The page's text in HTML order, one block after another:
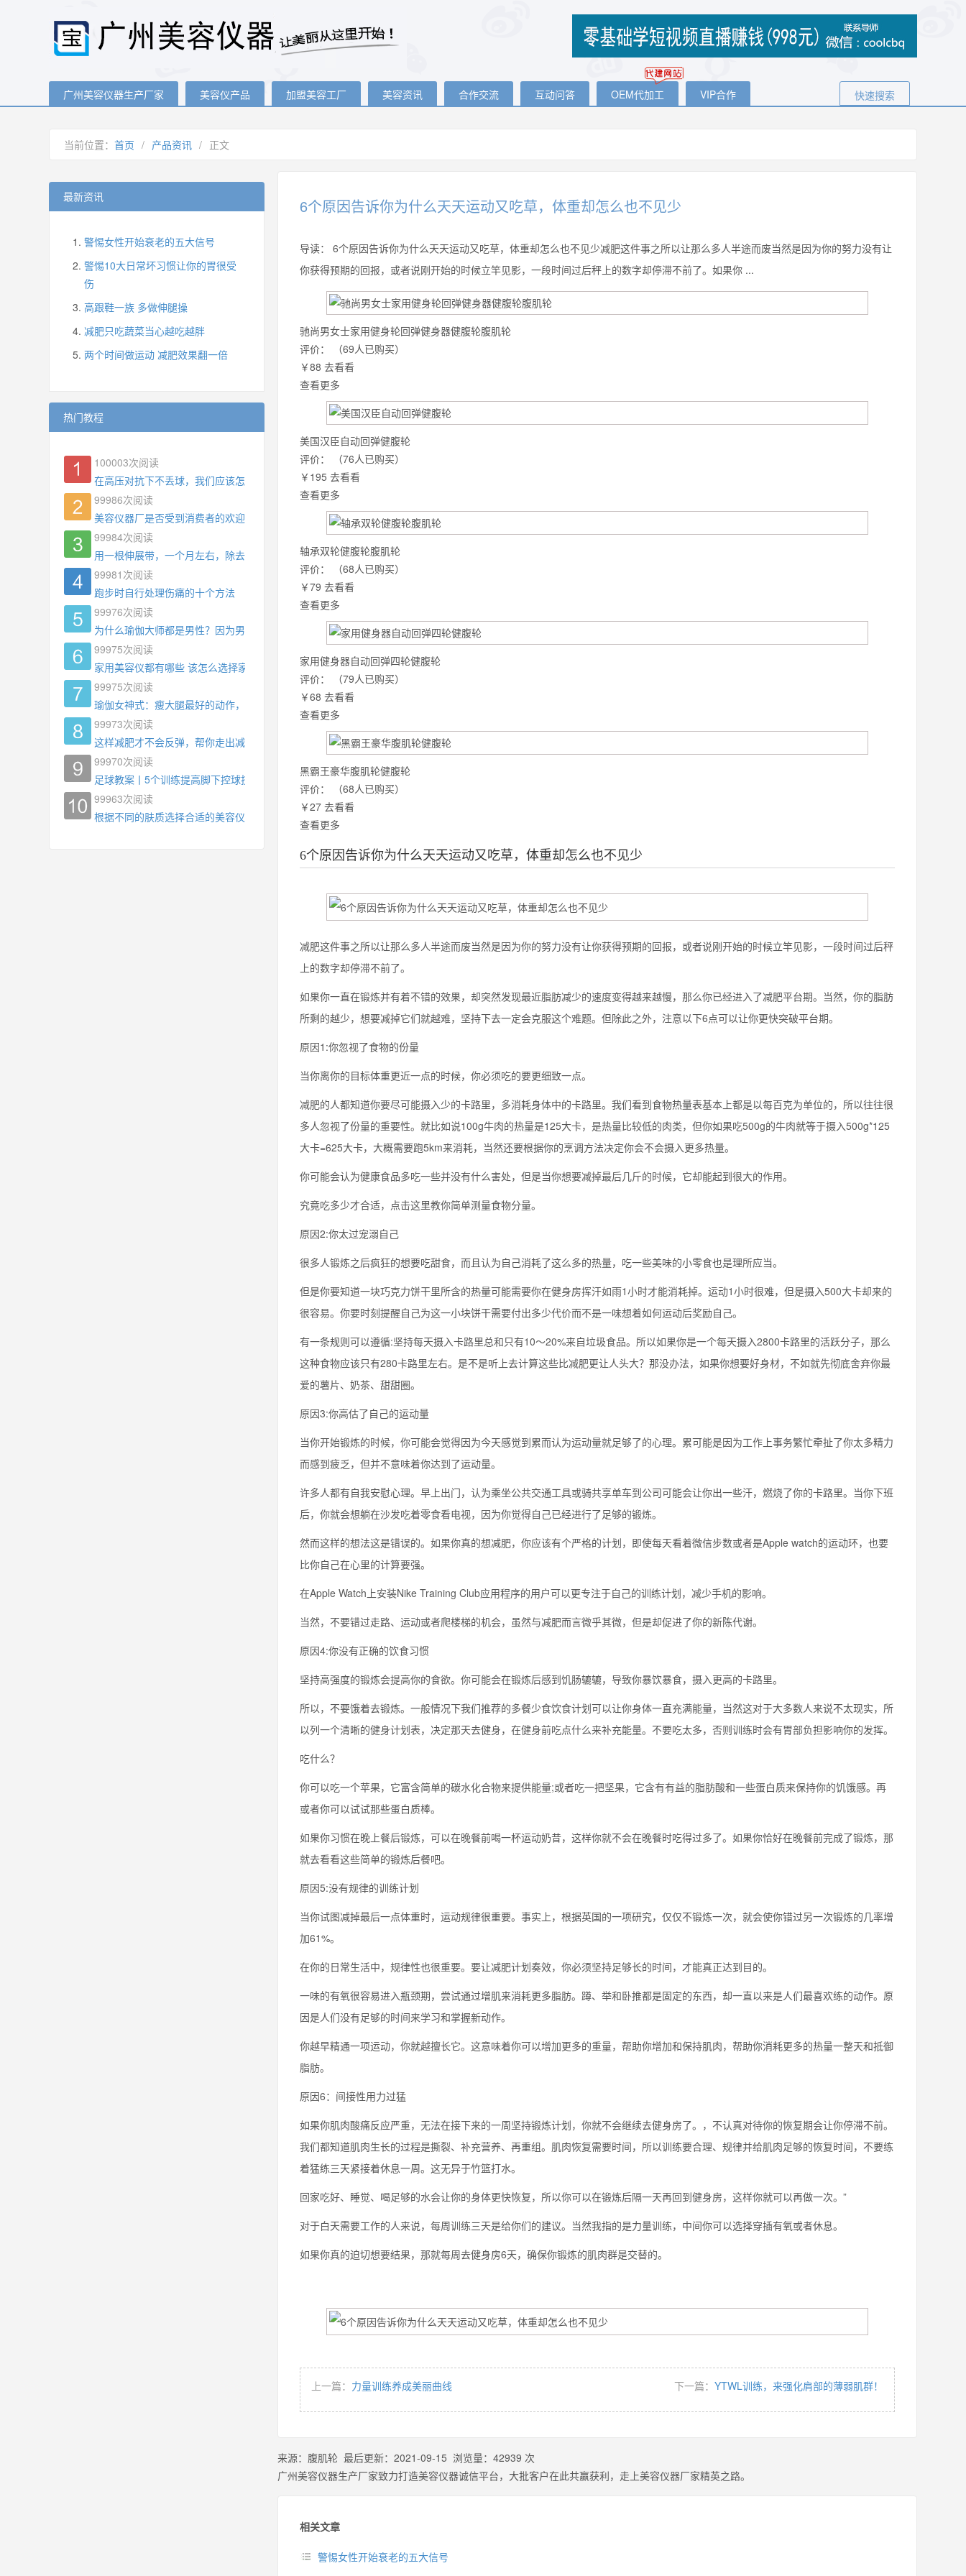
广州美容仪器生产厂家 美容仪产品 加盟美容工厂 美容资讯 合作交流 互动问答 OEM代加工 VIP合作 快速搜索
当前位置： 首页 / 产品资讯 / 正文
6个原因告诉你为什么天天运动又吃草，体重却怎么也不见少
导读：
6个原因告诉你为什么天天运动又吃草，体重却怎么也不见少减肥这件事之所以让那么多人半途而废当然是因为你的努力没有让
你获得预期的回报，或者说刚开始的时候立竿见影，一段时间过后秤上的数字却停滞不前了。如果你 ...
驰尚男女士家用健身轮回弹健身器健腹轮腹肌轮
评价：
（69人已购买）
￥88 去看看
查看更多
美国汉臣自动回弹健腹轮
评价：
（76人已购买）
￥195 去看看
查看更多
轴承双轮健腹轮腹肌轮
评价：
（68人已购买）
￥79 去看看
查看更多
家用健身器自动回弹四轮健腹轮
评价：
（79人已购买）
￥68 去看看
查看更多
黑霸王豪华腹肌轮健腹轮
评价：
（68人已购买）
￥27 去看看
查看更多
6个原因告诉你为什么天天运动又吃草，体重却怎么也不见少
减肥这件事之所以让那么多人半途而废当然是因为你的努力没有让你获得预期的回报，或者说刚开始的时候立竿见影，一段时间过后秤
上的数字却停滞不前了。
如果你一直在锻炼并有着不错的效果，却突然发现最近脂肪减少的速度变得越来越慢，那么你已经进入了减肥平台期。当然，你的脂肪
所剩的越少，想要减掉它们就越难，坚持下去一定会克服这个难题。但除此之外，注意以下6点可以让你更快突破平台期。
原因1:你忽视了食物的份量
当你离你的目标体重更近一点的时候，你必须吃的要更细致一点。
减肥的人都知道你要尽可能摄入少的卡路里，多消耗身体中的卡路里。我们看到食物热量表基本上都是以每百克为单位的，所以往往很
多人忽视了份量的重要性。就比如说100g牛肉的热量是125大卡，是热量比较低的肉类，但你如果吃500g的牛肉就等于摄入500g*125
大卡=625大卡，大概需要跑5km来消耗，当然还要根据你的烹调方法决定你会不会摄入更多热量。
你可能会认为健康食品多吃一些并没有什么害处，但是当你想要减掉最后几斤的时候，它却能起到很大的作用。
究竟吃多少才合适，点击这里教你简单测量食物分量。
原因2:你太过宠溺自己
很多人锻炼之后疯狂的想要吃甜食，而且认为自己消耗了这么多的热量，吃一些美味的小零食也是理所应当。
但是你要知道一块巧克力饼干里所含的热量可能需要你在健身房挥汗如雨1小时才能消耗掉。运动1小时很难，但是摄入500大卡却来的
很容易。你要时刻提醒自己为这一小块饼干需要付出多少代价而不是一味想着如何运动后奖励自己。
有一条规则可以遵循:坚持每天摄入卡路里总和只有10～20%来自垃圾食品。所以如果你是一个每天摄入2800卡路里的活跃分子，那么
这种食物应该只有280卡路里左右。是不是听上去计算这些比减肥更让人头大？那没办法，如果你想要好身材，不如就先彻底舍弃你最
爱的薯片、奶茶、甜甜圈。
原因3:你高估了自己的运动量
当你开始锻炼的时候，你可能会觉得因为今天感觉到累而认为运动量就足够了的心理。累可能是因为工作上事务繁忙牵扯了你太多精力
而感到疲乏，但并不意味着你达到了运动量。
许多人都有自我安慰心理。早上出门，认为乘坐公共交通工具或骑共享单车到公司可能会让你出一些汗，燃烧了你的卡路里。当你下班
后，你就会想躺在沙发吃着零食看电视，因为你觉得自己已经进行了足够的锻炼。
然而这样的想法这是错误的。如果你真的想减肥，你应该有个严格的计划，即使每天看着微信步数或者是Apple watch的运动环，也要
比你自己在心里的计算要强。
在Apple Watch上安装Nike Training Club应用程序的用户可以更专注于自己的训练计划，减少手机的影响。
当然，不要错过走路、运动或者爬楼梯的机会，虽然与减肥而言微乎其微，但是却促进了你的新陈代谢。
原因4:你没有正确的饮食习惯
坚持高强度的锻炼会提高你的食欲。你可能会在锻炼后感到饥肠辘辘，导致你暴饮暴食，摄入更高的卡路里。
所以，不要饿着去锻炼。一般情况下我们推荐的多餐少食饮食计划可以让你身体一直充满能量，当然这对于大多数人来说不太现实，所
以列一个清晰的健身计划表，决定那天去健身，在健身前吃点什么来补充能量。不要吃太多，否则训练时会有胃部负担影响你的发挥。
吃什么？
你可以吃一个苹果，它富含简单的碳水化合物来提供能量;或者吃一把坚果，它含有有益的脂肪酸和一些蛋白质来保持你的饥饿感。再
或者你可以试试那些蛋白质棒。
如果你习惯在晚上餐后锻炼，可以在晚餐前喝一杯运动奶昔，这样你就不会在晚餐时吃得过多了。如果你恰好在晚餐前完成了锻炼，那
就去看看这些简单的锻炼后餐吧。
原因5:没有规律的训练计划
当你试图减掉最后一点体重时，运动规律很重要。事实上，根据英国的一项研究，仅仅不锻炼一次，就会使你错过另一次锻炼的几率增
加61%。
在你的日常生活中，规律性也很重要。要让减肥计划奏效，你必须坚持足够长的时间，才能真正达到目的。
一味的有氧很容易进入瓶颈期，尝试通过增肌来消耗更多脂肪。蹲、举和卧推都是固定的东西，却一直以来是人们最喜欢练的动作。原
因是人们没有足够的时间来学习和掌握新动作。
你越早精通一项运动，你就越擅长它。这意味着你可以增加更多的重量，帮助你增加和保持肌肉，帮助你消耗更多的热量一整天和抵御
脂肪。
原因6：间接性用力过猛
如果你肌肉酸痛反应严重，无法在接下来的一周坚持锻炼计划，你就不会继续去健身房了。，不认真对待你的恢复期会让你停滞不前。
我们都知道肌肉生长的过程是撕裂、补充营养、再重组。肌肉恢复需要时间，所以训练要合理、规律并给肌肉足够的恢复时间，不要练
着猛练三天紧接着休息一周。这无异于竹篮打水。
回家吃好、睡觉、喝足够的水会让你的身体更快恢复，所以你可以在锻炼后隔一天再回到健身房，这样你就可以再做一次。”
对于白天需要工作的人来说，每周训练三天是给你们的建议。当然我指的是力量训练，中间你可以选择穿插有氧或者休息。
如果你真的迫切想要结果，那就每周去健身房6天，确保你锻炼的肌肉群是交替的。
上一篇： 力量训练养成美丽曲线 下一篇： YTWL训练，来强化肩部的薄弱肌群！
来源： 腹肌轮 最后更新： 2021-09-15 浏览量： 42939 次
广州美容仪器生产厂家致力打造美容仪器诚信平台，大批客户在此共赢获利，走上美容仪器厂家精英之路。
相关文章
警惕女性开始衰老的五大信号
最新资讯
警惕女性开始衰老的五大信号
警惕10大日常坏习惯让你的胃很受
伤
高跟鞋一族 多做伸腿操
减肥只吃蔬菜当心越吃越胖
两个时间做运动 减肥效果翻一倍
热门教程
100003次阅读
在高压对抗下不丢球，我们应该怎么练?
99986次阅读
美容仪器厂是否受到消费者的欢迎
99984次阅读
用一根伸展带，一个月左右，除去了手臂拜拜肉，背也变薄了
99981 次阅读
跑步时自行处理伤痛的十个方法
99976次阅读
为什么瑜伽大师都是男性？因为男权，让女性失去同等的机会
99975次阅读
家用美容仪都有哪些 该怎么选择家用美容仪
99975次阅读
瑜伽女神式：瘦大腿最好的动作，没有之一，为什么你练了没效果？
99973次阅读
这样减肥才不会反弹，帮你走出减肥瓶颈
99970次阅读
足球教案丨5个训练提高脚下控球技术
99963次阅读
根据不同的肤质选择合适的美容仪器